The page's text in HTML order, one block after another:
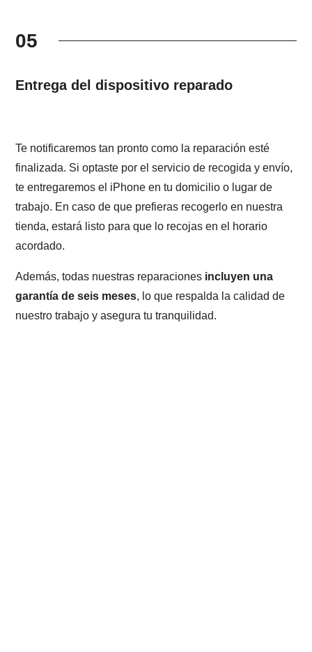
05
Entrega del dispositivo reparado
Te notificaremos tan pronto como la reparación esté
finalizada. Si optaste por el servicio de recogida y envío,
te entregaremos el iPhone en tu domicilio o lugar de
trabajo. En caso de que prefieras recogerlo en nuestra
tienda, estará listo para que lo recojas en el horario
acordado.
Además, todas nuestras reparaciones incluyen una
garantía de seis meses, lo que respalda la calidad de
nuestro trabajo y asegura tu tranquilidad.